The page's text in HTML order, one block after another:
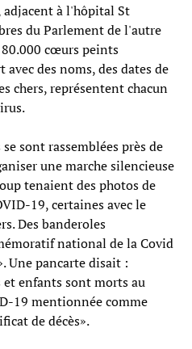
adjacent à l'hôpital St
du Parlement de l'autre
cœurs peints
des noms, des dates de
chers, représentent chacun
sont rassemblées près de
une marche silencieuse
tenaient des photos de
19, certaines avec le
Des banderoles
national de la Covid
Une pancarte disait :
et enfants sont morts au
19 mentionnée comme
de décès».